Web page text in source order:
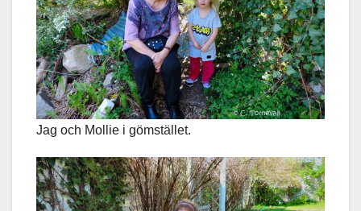
Jag och Mollie i gömstället.